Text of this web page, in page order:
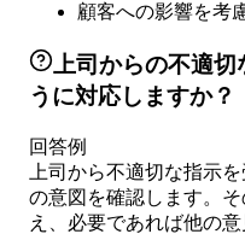
顧客への影響を考
上司からの不適切
うに対応しますか？
回答例
上司から不適切な指示
の意図を確認します。
え、必要であれば他の